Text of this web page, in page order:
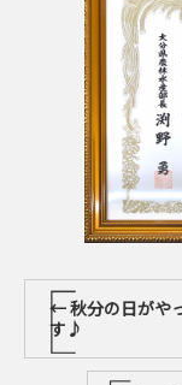
←秋分の日がや
す♪